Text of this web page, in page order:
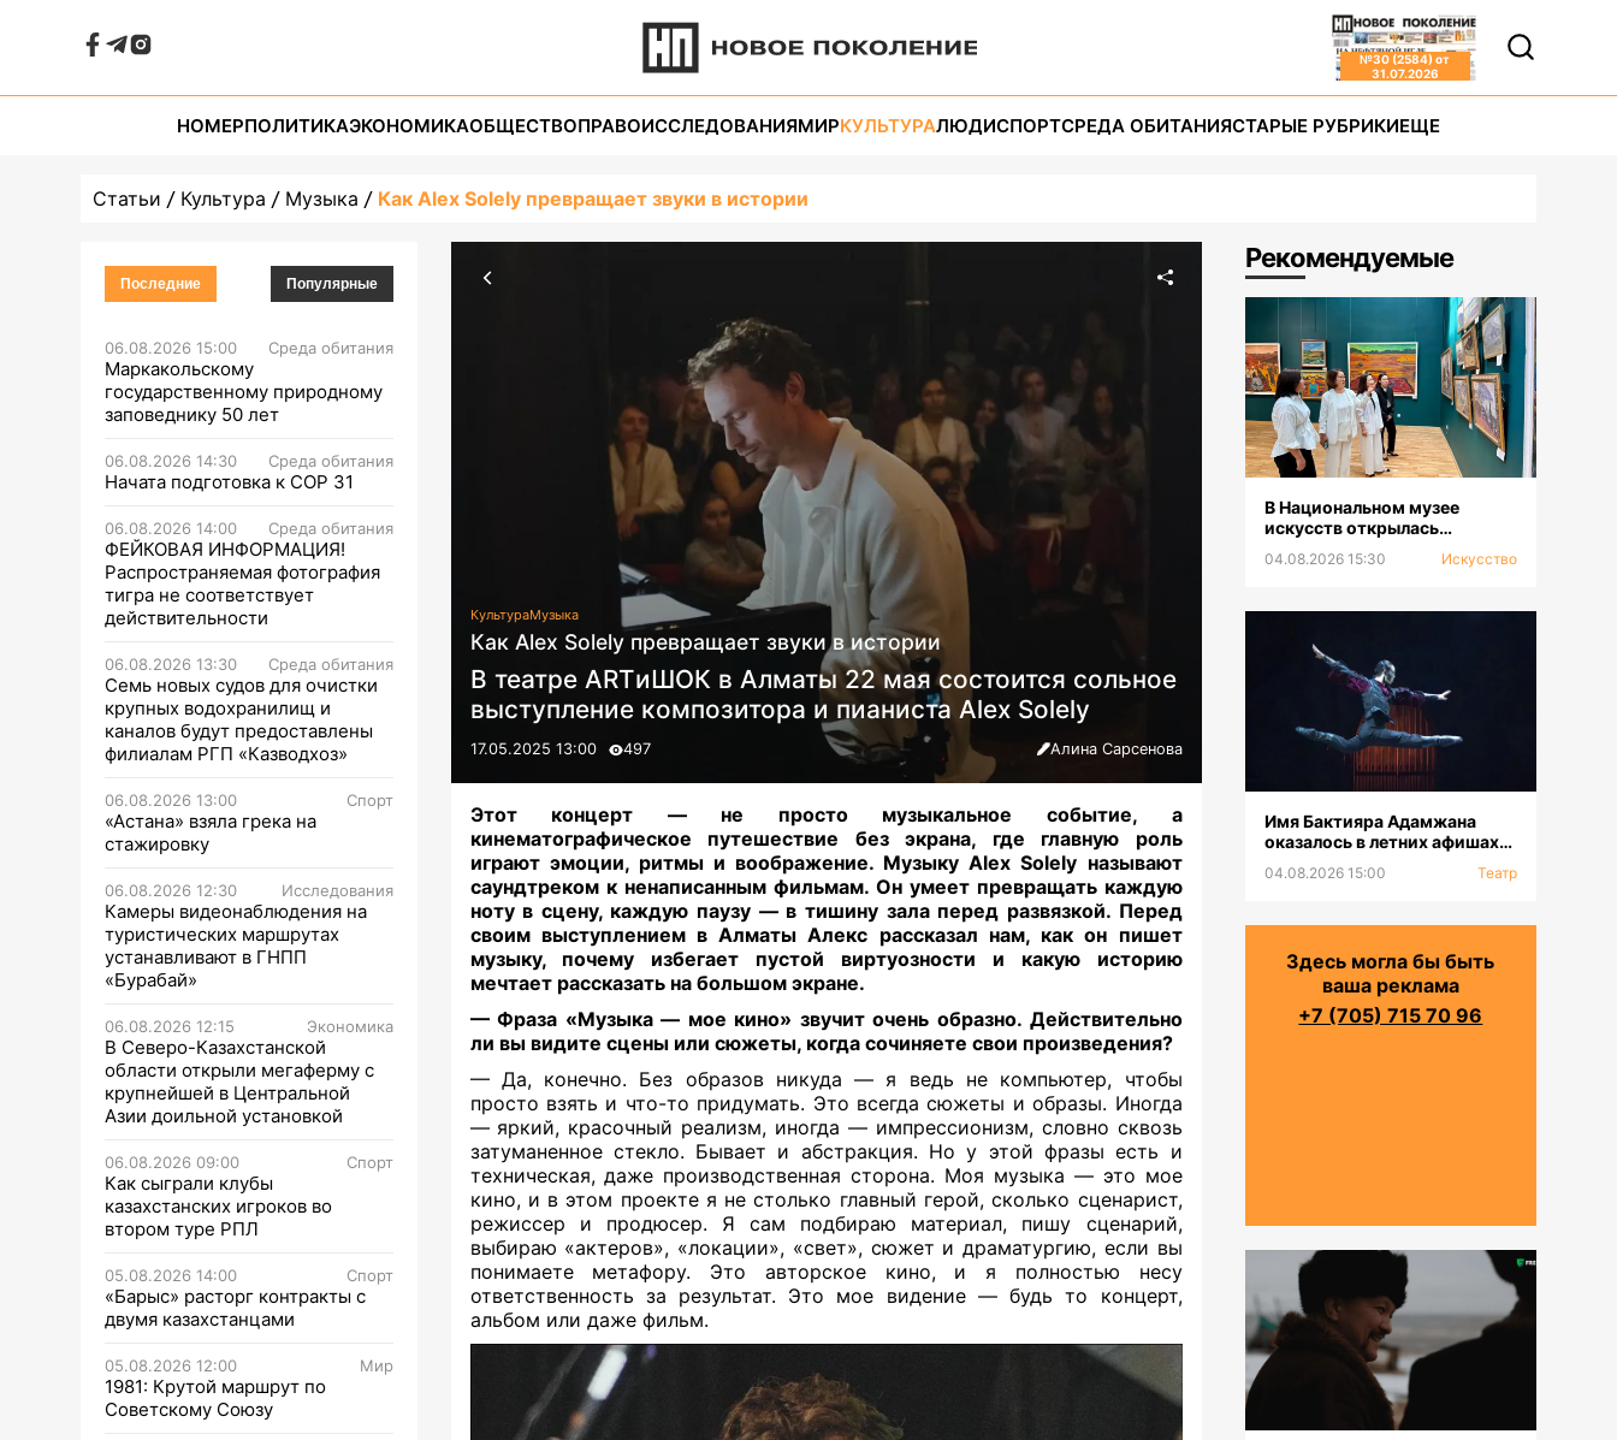
№30 (2584) от
31.07.2026
НОМЕРПОЛИТИКАЭКОНОМИКАОБЩЕСТВОПРАВОИССЛЕДОВАНИЯМИРКУЛЬТУРАЛЮДИСПОРТСРЕДА ОБИТАНИЯСТАРЫЕ РУБРИКИЕЩЕ
Статьи Культура Музыка Как Alex Solely превращает звуки в истории
Последние Популярные
06.08.2026 15:00 Среда обитания
Маркакольскому
государственному природному
заповеднику 50 лет
06.08.2026 14:30 Среда обитания
Начата подготовка к СОР 31
06.08.2026 14:00 Среда обитания
ФЕЙКОВАЯ ИНФОРМАЦИЯ!
Распространяемая фотография
тигра не соответствует
действительности
06.08.2026 13:30 Среда обитания
Семь новых судов для очистки
крупных водохранилищ и
каналов будут предоставлены
филиалам РГП «Казводхоз»
06.08.2026 13:00 Спорт
«Астана» взяла грека на
стажировку
06.08.2026 12:30 Исследования
Камеры видеонаблюдения на
туристических маршрутах
устанавливают в ГНПП
«Бурабай»
06.08.2026 12:15 Экономика
В Северо-Казахстанской
области открыли мегаферму с
крупнейшей в Центральной
Азии доильной установкой
06.08.2026 09:00 Спорт
Как сыграли клубы
казахстанских игроков во
втором туре РПЛ
05.08.2026 14:00 Спорт
«Барыс» расторг контракты с
двумя казахстанцами
05.08.2026 12:00 Мир
1981: Крутой маршрут по
Советскому Союзу
КультураМузыка
Как Alex Solely превращает звуки в истории
В театре ARTиШОК в Алматы 22 мая состоится сольное
выступление композитора и пианиста Alex Solely
17.05.2025 13:00 497 Алина Сарсенова
Этот концерт — не просто музыкальное событие, а
кинематографическое путешествие без экрана, где главную роль
играют эмоции, ритмы и воображение. Музыку Alex Solely называют
саундтреком к ненаписанным фильмам. Он умеет превращать каждую
ноту в сцену, каждую паузу — в тишину зала перед развязкой. Перед
своим выступлением в Алматы Алекс рассказал нам, как он пишет
музыку, почему избегает пустой виртуозности и какую историю
мечтает рассказать на большом экране.
— Фраза «Музыка — мое кино» звучит очень образно. Действительно
ли вы видите сцены или сюжеты, когда сочиняете свои произведения?
— Да, конечно. Без образов никуда — я ведь не компьютер, чтобы
просто взять и что-то придумать. Это всегда сюжеты и образы. Иногда
— яркий, красочный реализм, иногда — импрессионизм, словно сквозь
затуманенное стекло. Бывает и абстракция. Но у этой фразы есть и
техническая, даже производственная сторона. Моя музыка — это мое
кино, и в этом проекте я не столько главный герой, сколько сценарист,
режиссер и продюсер. Я сам подбираю материал, пишу сценарий,
выбираю «актеров», «локации», «свет», сюжет и драматургию, если вы
понимаете метафору. Это авторское кино, и я полностью несу
ответственность за результат. Это мое видение — будь то концерт,
альбом или даже фильм.
Рекомендуемые
В Национальном музее
искусств открылась
Романова
04.08.2026 15:30 Искусство
Имя Бактияра Адамжана
оказалось в летних афишах
04.08.2026 15:00 Театр
Здесь могла бы быть
ваша реклама
+7 (705) 715 70 96